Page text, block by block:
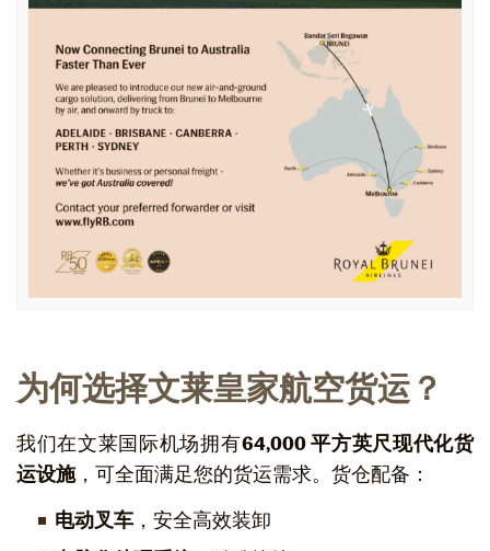
为何选择文莱皇家航空货运？
我们在文莱国际机场拥有64,000 平方英尺现代化货
运设施，可全面满足您的货运需求。货仓配备：
电动叉车 ，安全高效装卸